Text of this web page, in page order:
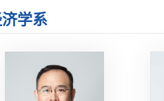
学系